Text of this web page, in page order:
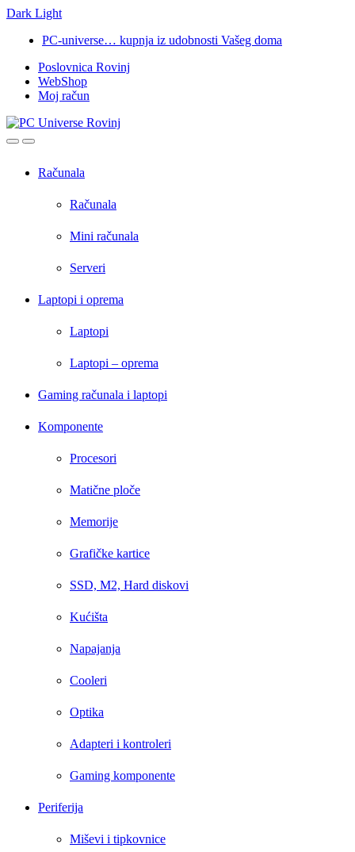
Dark Light
navigation
content
PC-universe… kupnja iz udobnosti Vašeg doma
Poslovnica Rovinj
WebShop
Moj račun
OpenClose
Računala
Računala
Mini računala
Serveri
Laptopi i oprema
Laptopi
Laptopi – oprema
Gaming računala i laptopi
Komponente
Procesori
Matične ploče
Memorije
Grafičke kartice
SSD, M2, Hard diskovi
Kućišta
Napajanja
Cooleri
Optika
Adapteri i kontroleri
Gaming komponente
Periferija
Miševi i tipkovnice